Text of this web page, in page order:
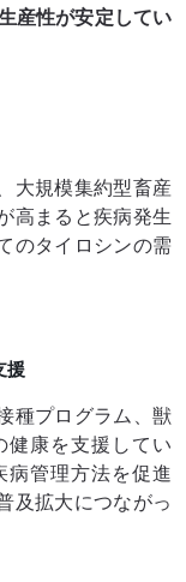
産性が安定してい
大規模集約型畜産
高まると疾病発生
のタイロシンの需
援
種プログラム、獣
健康を支援してい
病管理方法を促進
及拡大につながっ